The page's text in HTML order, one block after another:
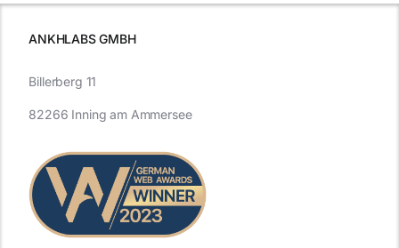
ANKHLABS GMBH
Billerberg 11
82266 Inning am Ammersee